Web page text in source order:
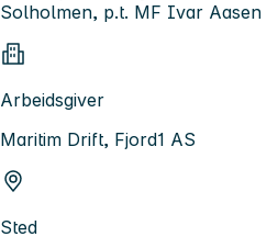
Solholmen, p.t. MF Ivar Aasen
Arbeidsgiver
Maritim Drift, Fjord1 AS
Sted